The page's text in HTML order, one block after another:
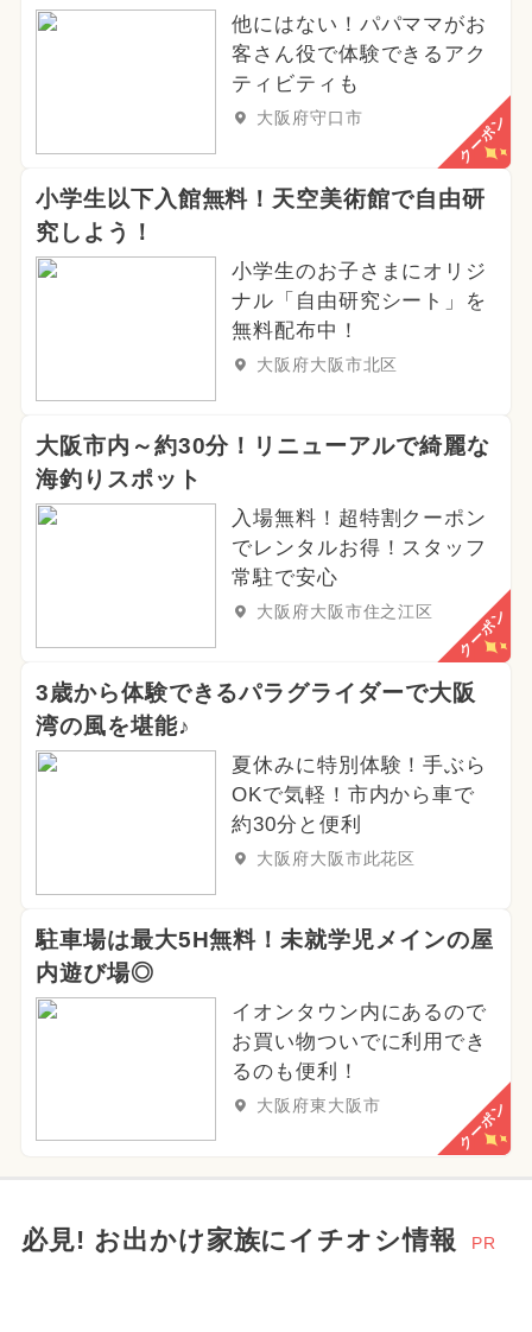
他にはない！パパママがお
客さん役で体験できるアク
ティビティも
大阪府守口市 クーポン
小学生以下入館無料！天空美術館で自由研
究しよう！
小学生のお子さまにオリジ
ナル「自由研究シート」を
無料配布中！
大阪府大阪市北区
大阪市内～約30分！リニューアルで綺麗な
海釣りスポット
入場無料！超特割クーポン
でレンタルお得！スタッフ
常駐で安心
大阪府大阪市住之江区 クーポン
3歳から体験できるパラグライダーで大阪
湾の風を堪能♪
夏休みに特別体験！手ぶら
OKで気軽！市内から車で
約30分と便利
大阪府大阪市此花区
駐車場は最大5H無料！未就学児メインの屋
内遊び場◎
イオンタウン内にあるので
お買い物ついでに利用でき
るのも便利！
大阪府東大阪市 クーポン
必見! お出かけ家族にイチオシ情報 PR